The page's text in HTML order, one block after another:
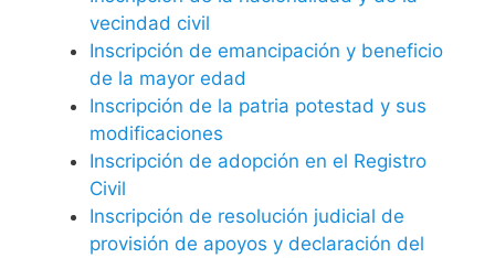
vecindad civil
Inscripción de emancipación y beneficio
de la mayor edad
Inscripción de la patria potestad y sus
modificaciones
Inscripción de adopción en el Registro
Civil
Inscripción de resolución judicial de
provisión de apoyos y declaración del